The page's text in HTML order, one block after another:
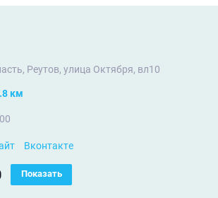
Реутов, улица Октября, вл10
км
Вконтакте
Показать